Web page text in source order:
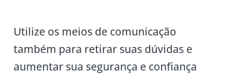
Utilize os meios de comunicação
também para retirar suas dúvidas e
aumentar sua segurança e confiança